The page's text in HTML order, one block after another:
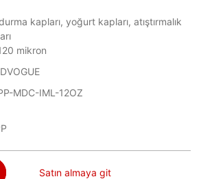
kapları, yoğurt kapları, atıştırmalık
mikron
MDC-IML-12OZ
Satın almaya git